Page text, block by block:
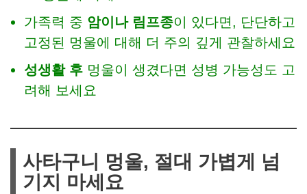
가족력 중 암이나 림프종이 있다면, 단단하고
고정된 멍울에 대해 더 주의 깊게 관찰하세요
성생활 후 멍울이 생겼다면 성병 가능성도 고
려해 보세요
사타구니 멍울, 절대 가볍게 넘
기지 마세요